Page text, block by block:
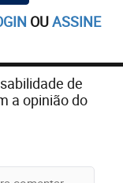
OUASSINE
de
a opinião do